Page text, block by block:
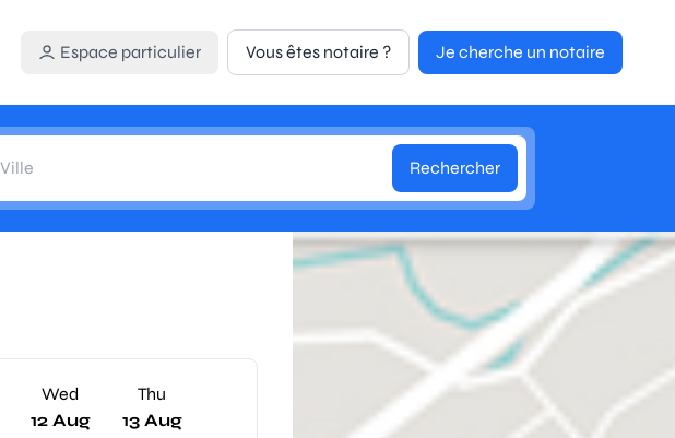
Espace particulier Vous êtes notaire ? Je cherche un notaire
Rechercher
Wed
12 Aug
Thu
13 Aug